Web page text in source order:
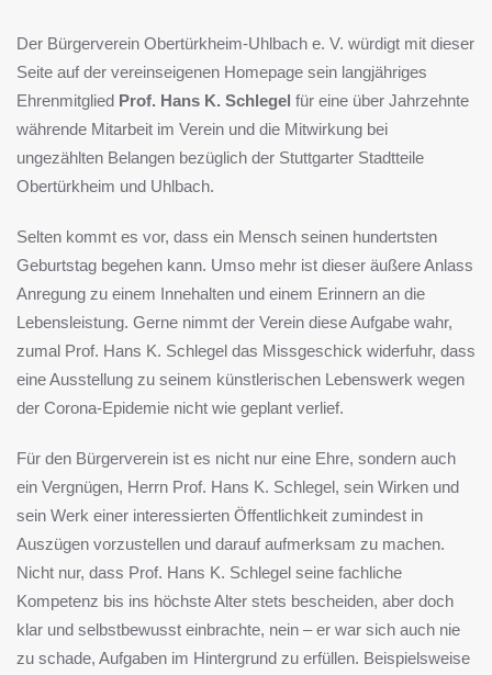
Der Bürgerverein Obertürkheim-Uhlbach e. V. würdigt mit dieser
Seite auf der vereinseigenen Homepage sein langjähriges
Ehrenmitglied Prof. Hans K. Schlegel für eine über Jahrzehnte
währende Mitarbeit im Verein und die Mitwirkung bei
ungezählten Belangen bezüglich der Stuttgarter Stadtteile
Obertürkheim und Uhlbach.
Selten kommt es vor, dass ein Mensch seinen hundertsten
Geburtstag begehen kann. Umso mehr ist dieser äußere Anlass
Anregung zu einem Innehalten und einem Erinnern an die
Lebensleistung. Gerne nimmt der Verein diese Aufgabe wahr,
zumal Prof. Hans K. Schlegel das Missgeschick widerfuhr, dass
eine Ausstellung zu seinem künstlerischen Lebenswerk wegen
der Corona-Epidemie nicht wie geplant verlief.
Für den Bürgerverein ist es nicht nur eine Ehre, sondern auch
ein Vergnügen, Herrn Prof. Hans K. Schlegel, sein Wirken und
sein Werk einer interessierten Öffentlichkeit zumindest in
Auszügen vorzustellen und darauf aufmerksam zu machen.
Nicht nur, dass Prof. Hans K. Schlegel seine fachliche
Kompetenz bis ins höchste Alter stets bescheiden, aber doch
klar und selbstbewusst einbrachte, nein – er war sich auch nie
zu schade, Aufgaben im Hintergrund zu erfüllen. Beispielsweise